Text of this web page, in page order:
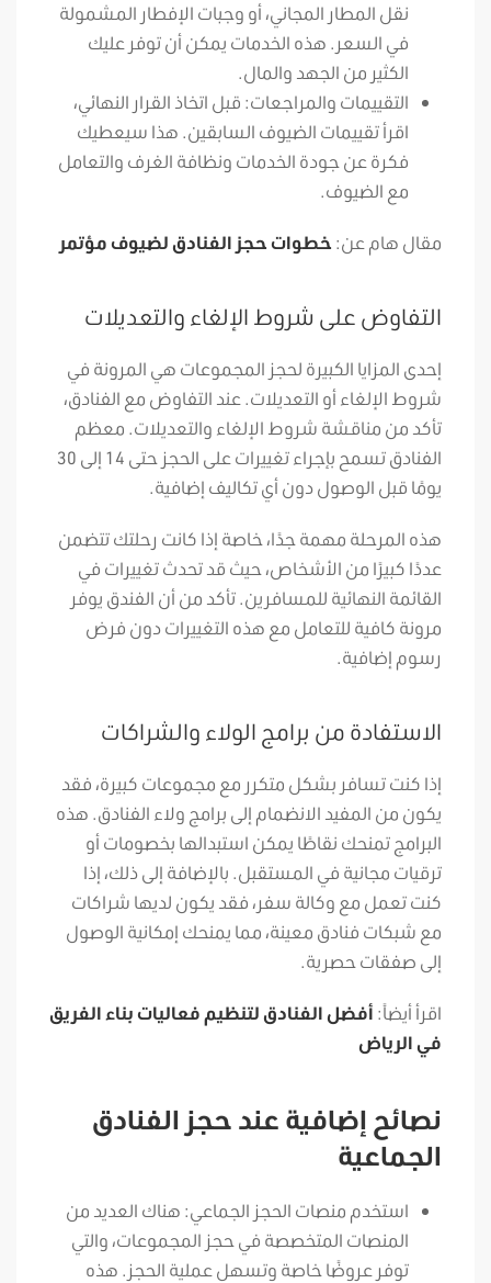
نقل المطار المجاني، أو وجبات الإفطار المشمولة
في السعر. هذه الخدمات يمكن أن توفر عليك
الكثير من الجهد والمال.
التقييمات والمراجعات: قبل اتخاذ القرار النهائي،
اقرأ تقييمات الضيوف السابقين. هذا سيعطيك
فكرة عن جودة الخدمات ونظافة الغرف والتعامل
مع الضيوف.
مقال هام عن: خطوات حجز الفنادق لضيوف مؤتمر
التفاوض على شروط الإلغاء والتعديلات
إحدى المزايا الكبيرة لحجز المجموعات هي المرونة في
شروط الإلغاء أو التعديلات. عند التفاوض مع الفنادق،
تأكد من مناقشة شروط الإلغاء والتعديلات. معظم
الفنادق تسمح بإجراء تغييرات على الحجز حتى 14 إلى 30
يومًا قبل الوصول دون أي تكاليف إضافية.
هذه المرحلة مهمة جدًا، خاصة إذا كانت رحلتك تتضمن
عددًا كبيرًا من الأشخاص، حيث قد تحدث تغييرات في
القائمة النهائية للمسافرين. تأكد من أن الفندق يوفر
مرونة كافية للتعامل مع هذه التغييرات دون فرض
رسوم إضافية.
الاستفادة من برامج الولاء والشراكات
إذا كنت تسافر بشكل متكرر مع مجموعات كبيرة، فقد
يكون من المفيد الانضمام إلى برامج ولاء الفنادق. هذه
البرامج تمنحك نقاطًا يمكن استبدالها بخصومات أو
ترقيات مجانية في المستقبل. بالإضافة إلى ذلك، إذا
كنت تعمل مع وكالة سفر، فقد يكون لديها شراكات
مع شبكات فنادق معينة، مما يمنحك إمكانية الوصول
إلى صفقات حصرية.
اقرأ أيضاً: أفضل الفنادق لتنظيم فعاليات بناء الفريق
في الرياض
نصائح إضافية عند حجز الفنادق
الجماعية
استخدم منصات الحجز الجماعي: هناك العديد من
المنصات المتخصصة في حجز المجموعات، والتي
توفر عروضًا خاصة وتسهل عملية الحجز. هذه